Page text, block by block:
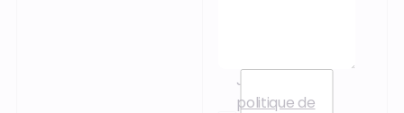
J’accepte la
politique de